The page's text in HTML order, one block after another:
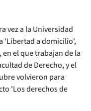
vez a la Universidad
'Libertad a domicilio',
el que trabajan de la
de Derecho, y el
volvieron para
'Los derechos de